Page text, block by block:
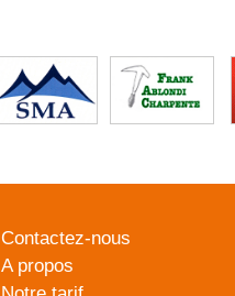
Contactez-nous
A propos